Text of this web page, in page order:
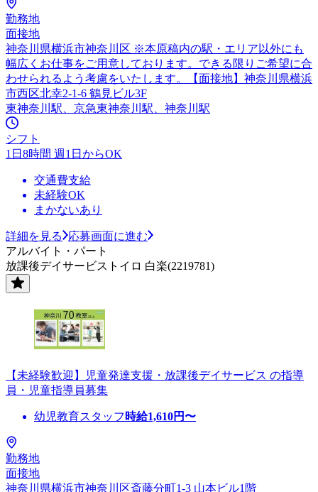
勤務地
面接地
神奈川県横浜市神奈川区 ※本原稿内の駅・エリア以外にも
幅広くお仕事をご用意しております。できる限りご希望に合
わせられるよう考慮をいたします。【面接地】神奈川県横浜
市西区北幸2-1-6 鶴見ビル3F
東神奈川駅、京急東神奈川駅、神奈川駅
シフト
1日8時間 週1日からOK
交通費支給
未経験OK
まかないあり
詳細を見る
応募画面に進む
アルバイト・パート
放課後デイサービストイロ 白楽(2219781)
【未経験歓迎】児童発達支援・放課後デイサービス の指導
員・児童指導員募集
幼児教育スタッフ 時給1,610円〜
勤務地
面接地
神奈川県横浜市神奈川区斎藤分町1-3 山本ビル1階